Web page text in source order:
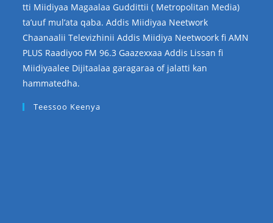
tti Miidiyaa Magaalaa Guddittii ( Metropolitan Media)
ta’uuf mul’ata qaba. Addis Miidiyaa Neetwork
Chaanaalii Televizhinii Addis Miidiya Neetwoork fi AMN
PLUS Raadiyoo FM 96.3 Gaazexxaa Addis Lissan fi
Miidiyaalee Dijitaalaa garagaraa of jalatti kan
hammatedha.
Teessoo Keenya